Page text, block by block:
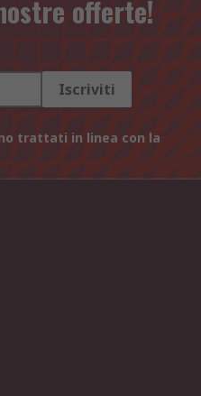
offerte!
Iscriviti
trattati in linea con la